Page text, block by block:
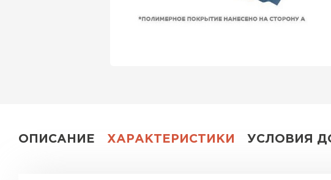
ОПИСАНИЕ ХАРАКТЕРИСТИКИ УСЛОВИЯ